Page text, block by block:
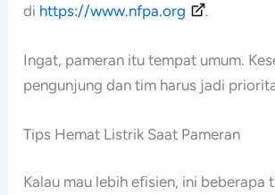
di https://www.nfpa.org .
Ingat, pameran itu tempat umum.
pengunjung dan tim harus jadi
Tips Hemat Listrik Saat Pameran
Kalau mau lebih efisien, ini beberapa